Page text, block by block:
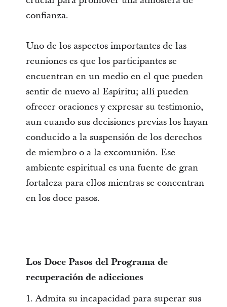
confianza.
Uno de los aspectos importantes de las
reuniones es que los participantes se
encuentran en un medio en el que pueden
sentir de nuevo al Espíritu; allí pueden
ofrecer oraciones y expresar su testimonio,
aun cuando sus decisiones previas los hayan
conducido a la suspensión de los derechos
de miembro o a la excomunión. Ese
ambiente espiritual es una fuente de gran
fortaleza para ellos mientras se concentran
en los doce pasos.
Los Doce Pasos del Programa de
recuperación de adicciones
1. Admita su incapacidad para superar sus